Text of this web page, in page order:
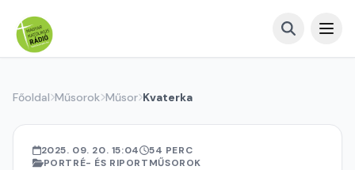
Főoldal Műsorok Műsor Kvaterka
2025. 09. 20. 15:04
54 PERC
PORTRÉ- ÉS RIPORTMŰSOROK